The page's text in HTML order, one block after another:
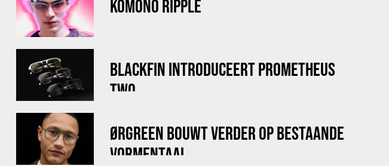
KOMONO RIPPLE
BLACKFIN INTRODUCEERT PROMETHEUS
TWO
ØRGREEN BOUWT VERDER OP BESTAANDE
VORMENTAAL